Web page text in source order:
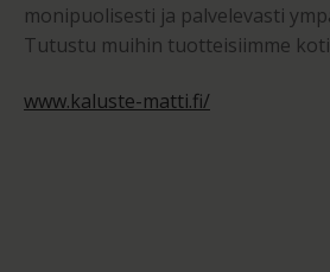
monipuolisesti ja palvelevasti
Tutustu muihin tuotteisiimme
www.kaluste-matti.fi/